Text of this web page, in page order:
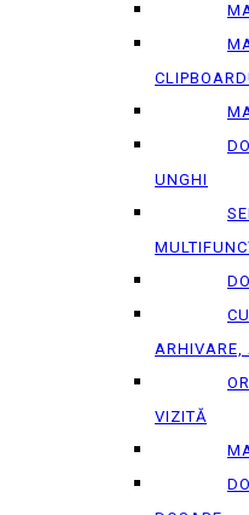
UNGHI
ARHIVARE,
VIZITĂ